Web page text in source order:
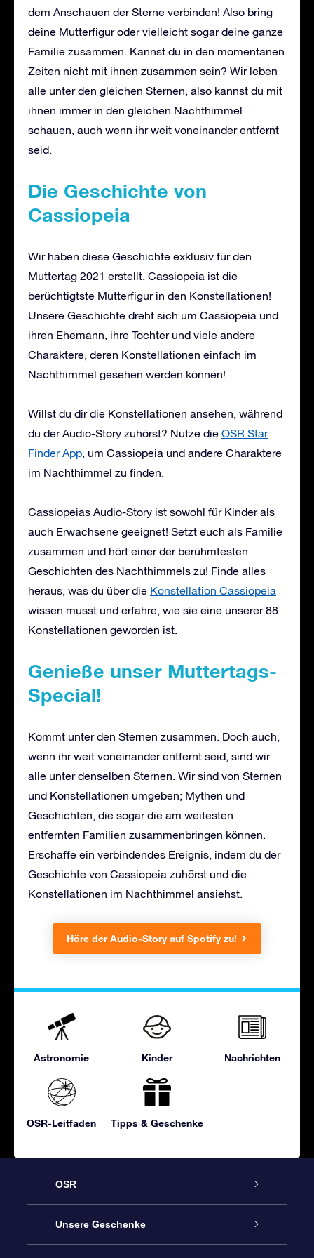
dem Anschauen der Sterne verbinden! Also bring
deine Mutterfigur oder vielleicht sogar deine ganze
Familie zusammen. Kannst du in den momentanen
Zeiten nicht mit ihnen zusammen sein? Wir leben
alle unter den gleichen Sternen, also kannst du mit
ihnen immer in den gleichen Nachthimmel
schauen, auch wenn ihr weit voneinander entfernt
seid.
Die Geschichte von
Cassiopeia
Wir haben diese Geschichte exklusiv für den
Muttertag 2021 erstellt. Cassiopeia ist die
berüchtigtste Mutterfigur in den Konstellationen!
Unsere Geschichte dreht sich um Cassiopeia und
ihren Ehemann, ihre Tochter und viele andere
Charaktere, deren Konstellationen einfach im
Nachthimmel gesehen werden können!
Willst du dir die Konstellationen ansehen, während
du der Audio-Story zuhörst? Nutze die OSR Star
Finder App, um Cassiopeia und andere Charaktere
im Nachthimmel zu finden.
Cassiopeias Audio-Story ist sowohl für Kinder als
auch Erwachsene geeignet! Setzt euch als Familie
zusammen und hört einer der berühmtesten
Geschichten des Nachthimmels zu! Finde alles
heraus, was du über die Konstellation Cassiopeia
wissen musst und erfahre, wie sie eine unserer 88
Konstellationen geworden ist.
Genieße unser Muttertags-
Special!
Kommt unter den Sternen zusammen. Doch auch,
wenn ihr weit voneinander entfernt seid, sind wir
alle unter denselben Sternen. Wir sind von Sternen
und Konstellationen umgeben; Mythen und
Geschichten, die sogar die am weitesten
entfernten Familien zusammenbringen können.
Erschaffe ein verbindendes Ereignis, indem du der
Geschichte von Cassiopeia zuhörst und die
Konstellationen im Nachthimmel ansiehst.
Höre der Audio-Story auf Spotify zu!
Astronomie Kinder Nachrichten
OSR-Leitfaden Tipps & Geschenke
OSR
Service
Unsere Geschenke